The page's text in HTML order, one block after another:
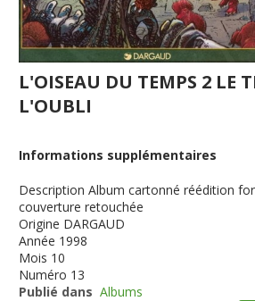
L'OISEAU DU TEMPS 2 LE
L'OUBLI
Informations supplémentaires
Description Album cartonné réédition
couverture retouchée
Origine DARGAUD
Année 1998
Mois 10
Numéro 13
Publié dans Albums